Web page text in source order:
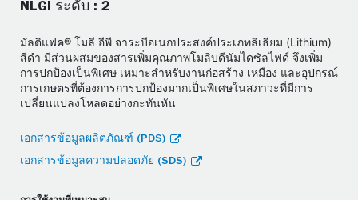
NLGI ระดับ : 2
มัลติแฟค® โมลี อีพี จาระบีอเนกประสงค์ประเภทลิเธียม (Lithium)
สีดำ มีส่วนผสมของสารเพิ่มคุณภาพโมลิบดีนัมไดซัลไฟด์ จึงเพิ่ม
การปกป้องเป็นพิเศษ เหมาะสำหรับงานก่อสร้าง เหมือง และอุปกรณ์
การเกษตรที่ต้องการการปกป้องมากเป็นพิเศษในสภาวะที่มีการ
เปลี่ยนแปลงโหลดอย่างกะทันหัน
เอกสารข้อมูลผลิตภัณฑ์ (PDS)
เอกสารข้อมูลความปลอดภัย (SDS)